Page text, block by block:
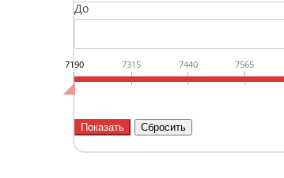
До
7190 7315 7440 7565